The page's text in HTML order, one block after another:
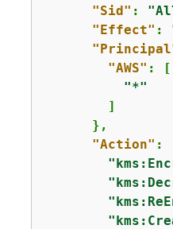
"Sid" :
"Effect" :
"AWS" : [
"*"
        ]
      },
"Action" :